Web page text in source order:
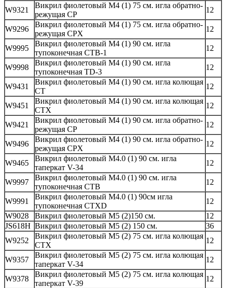
W9321
Викрил фиолетовый М4 (1) 75 см. игла обратно-
режущая CP
12
W9296
Викрил фиолетовый М4 (1) 75 см. игла обратно-
режущая CPX
12
W9995
Викрил фиолетовый М4 (1) 90 см. игла
тупоконечная CTB-1
12
W9998
Викрил фиолетовый М4 (1) 90 см. игла
тупоконечная TD-3
12
W9431
Викрил фиолетовый М4 (1) 90 см. игла колющая
CT
12
W9451
Викрил фиолетовый М4 (1) 90 см. игла колющая
CTX
12
W9421
Викрил фиолетовый М4 (1) 90 см. игла обратно-
режущая CP
12
W9496
Викрил фиолетовый М4 (1) 90 см. игла обратно-
режущая CPX
12
W9465
Викрил фиолетовый М4.0 (1) 90 см. игла
таперкат V-34
12
W9997
Викрил фиолетовый М4.0 (1) 90 см. игла
тупоконечная CTB
12
W9991
Викрил фиолетовый М4.0 (1) 90см игла
тупоконечная CTXD
12
W9028
Викрил фиолетовый М5 (2)150 см.
12
JS618H Викрил фиолетовый М5 (2) 150 см.
36
W9252
Викрил фиолетовый М5 (2) 75 см. игла колющая
CTX
12
W9357
Викрил фиолетовый М5 (2) 75 см. игла колющая
таперкат V-34
12
W9378
Викрил фиолетовый М5 (2) 75 см. игла колющая
таперкат V-39
12